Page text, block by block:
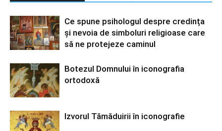
Ce spune psihologul despre credința
și nevoia de simboluri religioase care
să ne protejeze caminul
Botezul Domnului în iconografia
ortodoxă
Izvorul Tămăduirii în iconografie